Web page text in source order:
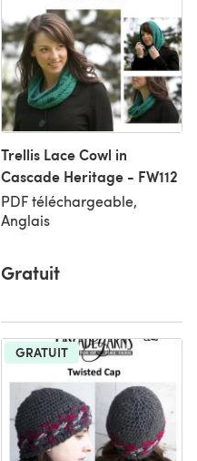
Trellis Lace Cowl in
Cascade Heritage - FW112
PDF téléchargeable,
Anglais
Gratuit
GRATUIT